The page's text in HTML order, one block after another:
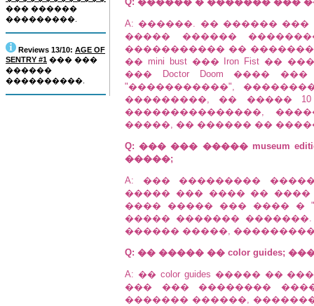
��� ������
���������.
Reviews 13/10: AGE OF
SENTRY #1 ��� ���
������
����������.
A: ������. �� ������ ���
����� ������
����������� ��
�� mini bust ��� Iron Fist ��
��� Doctor Doom ����
"�����������",
���������, �� �����
���������������,
�����, �� ������ �� ������,
Q: ��� ��� ����� museum
�����;
A: ��� ��������� �����
����� ��� ���� ��
���� ����� ��� ���� �
����� �������
������ �����,
Q: �� ����� �� color guides;
A: �� color guides �����
��� ��� ��������
������� ������,